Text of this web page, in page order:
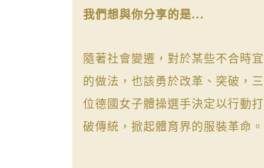
我們想與你分享的是...
隨著社會變遷，對於某些不合時宜
的做法，也該勇於改革、突破，三
位德國女子體操選手決定以行動打
破傳統，掀起體育界的服裝革命。